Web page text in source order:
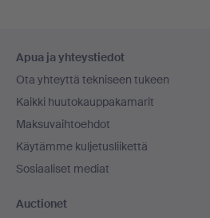
Apua ja yhteystiedot
Ota yhteyttä tekniseen tukeen
Kaikki huutokauppakamarit
Maksuvaihtoehdot
Käytämme kuljetusliikettä
Sosiaaliset mediat
Auctionet